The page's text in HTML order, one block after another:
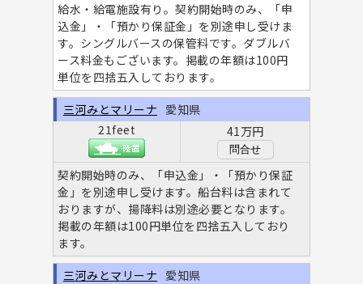
給水・給電施設有り。契約開始時のみ、「申
込金」・「預かり保証金」を別途申し受けま
す。シングルバースの保管料です。ダブルバ
ース料金もございます。掲載の年額は100円
単位を四捨五入しております。
21feet 41万円
問合せ
契約開始時のみ、「申込金」・「預かり保証
金」を別途申し受けます。船台料は含まれて
おりますが、揚降料は別途必要となります。
掲載の年額は100円単位を四捨五入しており
ます。
三河みとマリーナ 愛知県
三河みとマリーナ 愛知県